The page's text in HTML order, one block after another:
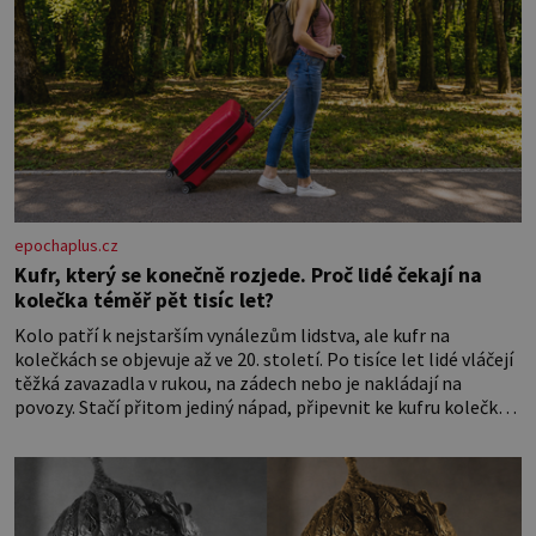
epochaplus.cz
Kufr, který se konečně rozjede. Proč lidé čekají na
kolečka téměř pět tisíc let?
Kolo patří k nejstarším vynálezům lidstva, ale kufr na
kolečkách se objevuje až ve 20. století. Po tisíce let lidé vláčejí
těžká zavazadla v rukou, na zádech nebo je nakládají na
povozy. Stačí přitom jediný nápad, připevnit ke kufru kolečka.
letišti ozve věta, která změní